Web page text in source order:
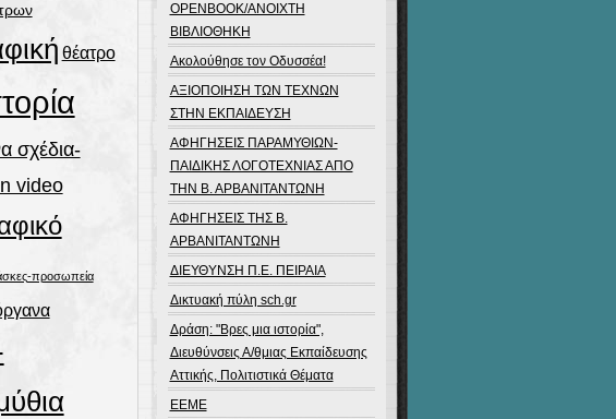
θέατρο
σχέδια-
video
προσωπεία
OPENBOOK/ΑΝΟΙΧΤΗ
ΒΙΒΛΙΟΘΗΚΗ
Ακολούθησε τον Οδυσσέα!
ΑΞΙΟΠΟΙΗΣΗ ΤΩΝ ΤΕΧΝΩΝ
ΣΤΗΝ ΕΚΠΑΙΔΕΥΣΗ
ΑΦΗΓΗΣΕΙΣ ΠΑΡΑΜΥΘΙΩΝ-
ΠΑΙΔΙΚΗΣ ΛΟΓΟΤΕΧΝΙΑΣ ΑΠΟ
ΤΗΝ Β. ΑΡΒΑΝΙΤΑΝΤΩΝΗ
ΑΦΗΓΗΣΕΙΣ ΤΗΣ Β.
ΑΡΒΑΝΙΤΑΝΤΩΝΗ
ΔΙΕΥΘΥΝΣΗ Π.Ε. ΠΕΙΡΑΙΑ
Δικτυακή πύλη sch.gr
Δράση: "Βρες μια ιστορία",
Διευθύνσεις Α/θμιας Εκπαίδευσης
Αττικής, Πολιτιστικά Θέματα
ΕΕΜΕ